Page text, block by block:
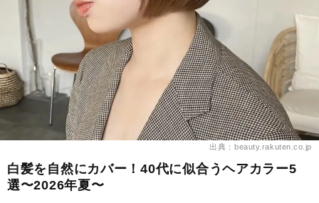
出典：beauty.rakuten.co.jp
白髪を自然にカバー！40代に似合うヘアカラー5
選〜2026年夏〜